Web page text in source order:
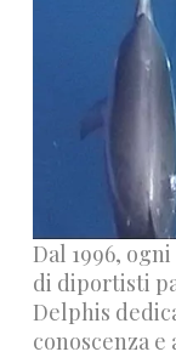
Dal 1996,
di diportisti
Delphis
conoscenza